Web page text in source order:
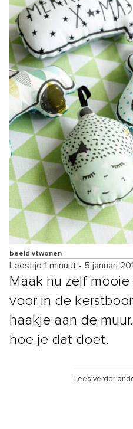
beeld vtwonen
Leestijd 1 minuut • 5 januari
Maak nu zelf
voor in de
haakje aan de
hoe je dat doet.
Lees verder